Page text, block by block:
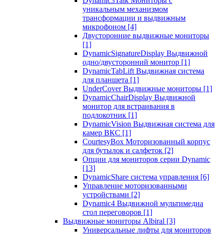
уникальным механизмом
трансформации и выдвижным
микрофоном [4]
Двусторонние выдвижные мониторы
[1]
DynamicSignatureDisplay Выдвижной
одно/двусторонний монитор [1]
DynamicTabLift Выдвижная система
для планшета [1]
UnderCover Выдвижные мониторы [1]
DynamicChairDisplay Выдвижной
монитор для встраивания в
подлокотник [1]
DynamicVision Выдвижная система для
камер ВКС [1]
CourtesyBox Моторизованный корпус
для бутылок и салфеток [2]
Опции для мониторов серии Dynamic
[13]
DynamicShare система управления [6]
Управление моторизованными
устройствами [2]
Dynamic4 Выдвижной мультимедиа
стол переговоров [1]
Выдвижные мониторы Albiral [3]
Универсальные лифты для мониторов